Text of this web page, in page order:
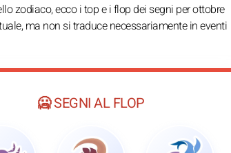
zodiaco, ecco i top e i flop dei segni per ottobre
ma non si traduce necessariamente in eventi
🥶 SEGNI AL FLOP